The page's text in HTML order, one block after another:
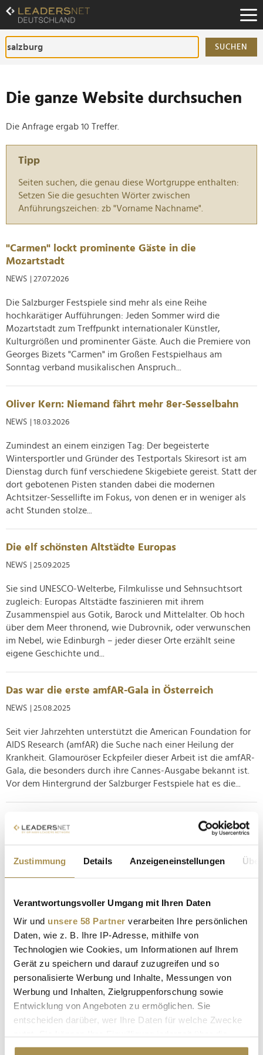
Zustimmung Details Anzeigeneinstellungen
Verantwortungsvoller Umgang mit Ihren Daten
Wir und unsere 58 Partner verarbeiten Ihre persönlichen
Daten, wie z. B. Ihre IP-Adresse, mithilfe von
Technologien wie Cookies, um Informationen auf Ihrem
Gerät zu speichern und darauf zuzugreifen und so
personalisierte Werbung und Inhalte, Messungen von
Werbung und Inhalten, Zielgruppenforschung sowie
Entwicklung von Angeboten zu ermöglichen. Sie
entscheiden darüber, wer Ihre Daten für welche Zwecke
Cookie-Erklärung oder durch Klicken auf das Privacy
Zum
Inhalt
Zur
Fußzeilen-
Navigation
SUCHEN
Die ganze Website durchsuchen
Die Anfrage ergab 10 Treffer.
Tipp
Seiten suchen, die genau diese Wortgruppe enthalten:
Setzen Sie die gesuchten Wörter zwischen
Anführungszeichen: zb "Vorname Nachname".
"Carmen" lockt prominente Gäste in die
Mozartstadt
NEWS | 27.07.2026
Die Salzburger Festspiele sind mehr als eine Reihe
hochkarätiger Aufführungen: Jeden Sommer wird die
Mozartstadt zum Treffpunkt internationaler Künstler,
Kulturgrößen und prominenter Gäste. Auch die Premiere von
Georges Bizets "Carmen" im Großen Festspielhaus am
Sonntag verband musikalischen Anspruch...
Oliver Kern: Niemand fährt mehr 8er-Sesselbahn
NEWS | 18.03.2026
Zumindest an einem einzigen Tag: Der begeisterte
Wintersportler und Gründer des Testportals Skiresort ist am
Dienstag durch fünf verschiedene Skigebiete gereist. Statt der
dort gebotenen Pisten standen dabei die modernen
Achtsitzer-Sessellifte im Fokus, von denen er in weniger als
acht Stunden stolze...
Die elf schönsten Altstädte Europas
NEWS | 25.09.2025
Sie sind UNESCO-Welterbe, Filmkulisse und Sehnsuchtsort
zugleich: Europas Altstädte faszinieren mit ihrem
Zusammenspiel aus Gotik, Barock und Mittelalter. Ob hoch
über dem Meer thronend, wie Dubrovnik, oder verwunschen
im Nebel, wie Edinburgh – jeder dieser Orte erzählt seine
eigene Geschichte und...
Das war die erste amfAR-Gala in Österreich
NEWS | 25.08.2025
Seit vier Jahrzehten unterstützt die American Foundation for
AIDS Research (amfAR) die Suche nach einer Heilung der
Krankheit. Glamouröser Eckpfeiler dieser Arbeit ist die amfAR-
Gala, die besonders durch ihre Cannes-Ausgabe bekannt ist.
Vor dem Hintergrund der Salzburger Festspiele hat es die...
Sebastian Kurz: Auf Schinkenfleckerl und Gin mit
Österreichs Ex-Kanzler
laufenden Salzburger Festspiele zu "Schinkenfleckerl und Gin
Friesacher begrüßte er rund 300 Gäste aus Wirtschaft, Politik,
Medien, Sport...
Das sind die Reaktionen zu Jürgen Klopps neuem
Job bei Red Bull
NEWS | 09.10.2024